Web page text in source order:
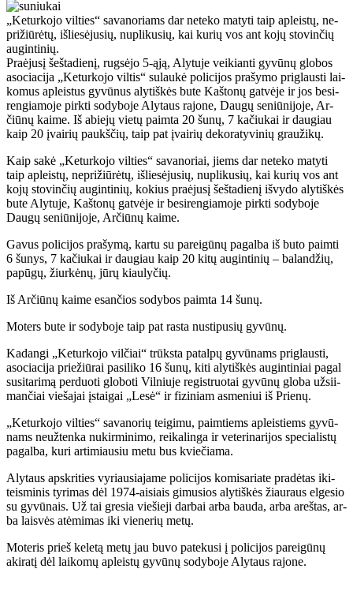
„Ke­tur­ko­jo vil­ties“ sa­va­no­riams dar ne­te­ko ma­ty­ti taip ap­leis­tų, ne­
pri­žiū­rė­tų, iš­lie­sė­ju­sių, nu­pli­ku­sių, kai ku­rių vos ant ko­jų sto­vin­čių
au­gin­ti­nių.
Pra­ėju­sį šeš­ta­die­nį, rug­sė­jo 5-ąją, Aly­tu­je vei­kian­ti gy­vū­nų glo­bos
aso­cia­ci­ja „Ke­tur­ko­jo vil­tis“ su­lau­kė po­li­ci­jos pra­šy­mo pri­glaus­ti lai­
ko­mus ap­leis­tus gy­vū­nus aly­tiš­kės bu­te Kaš­to­nų gat­vė­je ir jos be­si­
ren­gia­mo­je pirk­ti so­dy­bo­je Aly­taus ra­jo­ne, Dau­gų se­niū­ni­jo­je, Ar­
čiū­nų kai­me. Iš abie­jų vie­tų pa­im­ta 20 šu­nų, 7 ka­čiu­kai ir dau­giau
kaip 20 įvai­rių paukš­čių, taip pat įvai­rių de­ko­ra­ty­vi­nių grau­ži­kų.
Kaip sa­kė „Ke­tur­ko­jo vil­ties“ sa­va­no­riai, jiems dar ne­te­ko ma­ty­ti
taip ap­leis­tų, ne­pri­žiū­rė­tų, iš­lie­sė­ju­sių, nu­pli­ku­sių, kai ku­rių vos ant
ko­jų sto­vin­čių au­gin­ti­nių, ko­kius pra­ėju­sį šeš­ta­die­nį iš­vy­do aly­tiš­kės
bu­te Aly­tu­je, Kaš­to­nų gat­vė­je ir be­si­ren­gia­mo­je pirk­ti so­dy­bo­je
Dau­gų se­niū­ni­jo­je, Ar­čiū­nų kai­me.
Ga­vus po­li­ci­jos pra­šy­mą, kar­tu su pa­rei­gū­nų pa­gal­ba iš bu­to pa­im­ti
6 šu­nys, 7 ka­čiu­kai ir dau­giau kaip 20 ki­tų au­gin­ti­nių – ba­lan­džių,
pa­pū­gų, žiur­kė­nų, jū­rų kiau­ly­čių.
Iš Ar­čiū­nų kai­me esan­čios so­dy­bos pa­im­ta 14 šu­nų.
Mo­ters bu­te ir so­dy­bo­je taip pat ras­ta nu­sti­pu­sių gy­vū­nų.
Ka­dan­gi „Ke­tur­ko­jo vil­čiai“ trūks­ta pa­tal­pų gy­vū­nams pri­glaus­ti,
aso­cia­ci­ja prie­žiū­rai pa­si­li­ko 16 šu­nų, ki­ti aly­tiš­kės au­gin­ti­niai pa­gal
su­si­ta­ri­mą per­duo­ti glo­bo­ti Vil­niu­je re­gist­ruo­tai gy­vū­nų glo­ba už­si­i­
man­čiai vie­ša­jai įstai­gai „Le­sė“ ir fi­zi­niam as­me­niui iš Prie­nų.
„Ke­tur­ko­jo vil­ties“ sa­va­no­rių tei­gi­mu, pa­im­tiems ap­leis­tiems gy­vū­
nams ne­už­ten­ka nu­kir­mi­ni­mo, rei­ka­lin­ga ir ve­te­ri­na­ri­jos spe­cia­lis­tų
pa­gal­ba, ku­ri ar­ti­miau­siu me­tu bus kvie­čia­ma.
Aly­taus ap­skri­ties vy­riau­sia­ja­me po­li­ci­jos ko­mi­sa­ria­te pra­dė­tas iki­
teis­mi­nis ty­ri­mas dėl 1974-ai­siais gi­mu­sios aly­tiš­kės žiau­raus el­ge­sio
su gy­vū­nais. Už tai gre­sia vie­šie­ji dar­bai ar­ba bau­da, ar­ba areš­tas, ar­
ba lais­vės at­ėmi­mas iki vie­ne­rių me­tų.
Mo­te­ris prieš ke­le­tą me­tų jau bu­vo pa­te­ku­si į po­li­ci­jos pa­rei­gū­nų
aki­ra­tį dėl lai­ko­mų ap­leis­tų gy­vū­nų so­dy­bo­je Aly­taus ra­jo­ne.